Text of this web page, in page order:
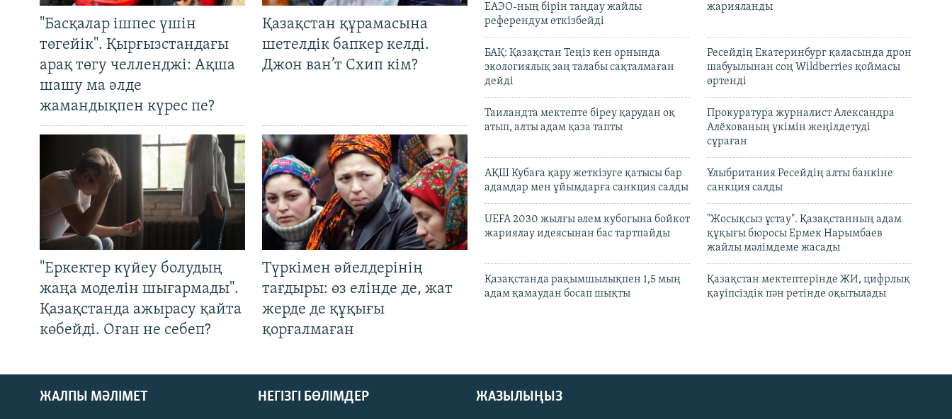
"Басқалар ішпес үшін
төгейік". Қырғызстандағы
арақ төгу челленджі: Ақша
шашу ма әлде
жамандықпен күрес пе?
Қазақстан құрамасына
шетелдік бапкер келді.
Джон ван’т Схип кім?
"Еркектер күйеу болудың
жаңа моделін шығармады".
Қазақстанда ажырасу қайта
көбейді. Оған не себеп?
Түркімен әйелдерінің
тағдыры: өз елінде де, жат
жерде де құқығы
қорғалмаған
ЕАЭО-ның бірін таңдау жайлы
референдум өткізбейді
жарияланды
БАҚ: Қазақстан Теңіз кен орнында
экологиялық заң талабы сақталмаған
дейді
Ресейдің Екатеринбург қаласында дрон
шабуылынан соң Wildberries қоймасы
өртенді
Таиландта мектепте біреу қарудан оқ
атып, алты адам қаза тапты
Прокуратура журналист Александра
Алёхованың үкімін жеңілдетуді
сұраған
АҚШ Кубаға қару жеткізуге қатысы бар
адамдар мен ұйымдарға санкция салды
Ұлыбритания Ресейдің алты банкіне
санкция салды
UEFA 2030 жылғы әлем кубогына бойкот
жариялау идеясынан бас тартпайды
"Жосықсыз ұстау". Қазақстанның адам
құқығы бюросы Ермек Нарымбаев
жайлы мәлімдеме жасады
Қазақстанда рақымшылықпен 1,5 мың
адам қамаудан босап шықты
Қазақстан мектептерінде ЖИ, цифрлық
қауіпсіздік пән ретінде оқытылады
ЖАЗЫЛЫҢЫЗ
ЖАЛПЫ МӘЛІМЕТ НЕГІЗГІ БӨЛІМДЕР